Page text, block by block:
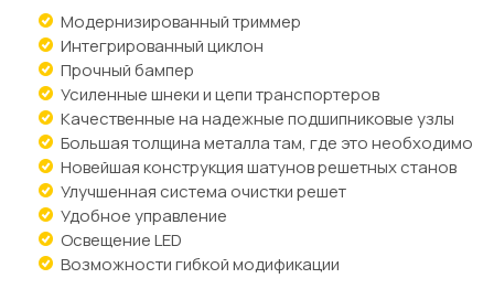
Модернизированный триммер
Интегрированный циклон
Прочный бампер
Усиленные шнеки и цепи транспортеров
Качественные на надежные подшипниковые узлы
Большая толщина металла там, где это необходимо
Новейшая конструкция шатунов решетных станов
Улучшенная система очистки решет
Удобное управление
Освещение LED
Возможности гибкой модификации